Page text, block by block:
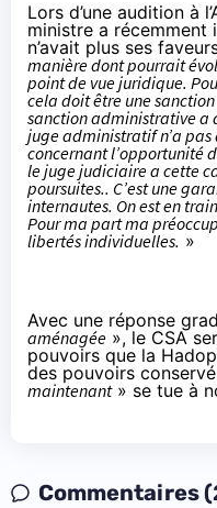
Lors d’une audition à
ministre a récemment
n’avait plus ses
manière dont pourrait
point de vue juridique.
cela doit être une
sanction administrative a
juge administratif n’a
concernant l’opportunité
le juge judiciaire a cette
poursuites.. C’est une
internautes. On est en
Pour ma part ma
libertés individuelles. »
Avec une réponse
aménagée », le CSA
pouvoirs que la
des pouvoirs
maintenant» se tue à
Commentaires